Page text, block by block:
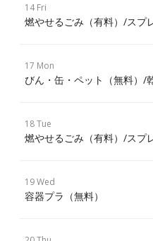
14 Fri
燃やせるごみ（有料）/スプ
17 Mon
びん・缶・ペット（無料）/
18 Tue
燃やせるごみ（有料）/スプ
19 Wed
容器プラ（無料）